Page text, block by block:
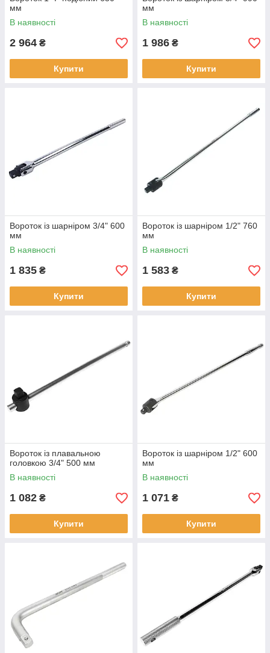
мм
В наявності
2 964 ₴
Купити
мм
В наявності
1 986 ₴
Купити
Вороток із шарніром 3/4" 600
мм
В наявності
1 835 ₴
Купити
Вороток із шарніром 1/2" 760
мм
В наявності
1 583 ₴
Купити
Вороток із плавальною
головкою 3/4" 500 мм
В наявності
1 082 ₴
Купити
Вороток із шарніром 1/2" 600
мм
В наявності
1 071 ₴
Купити